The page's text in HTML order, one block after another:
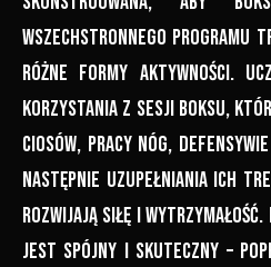
wszechstronnego programu
różne formy aktywności.
korzystania z sesji boksu,
ciosów, pracy nóg,
następnie uzupełniania ich
rozwijają siłę i
jest spójny i skuteczny –